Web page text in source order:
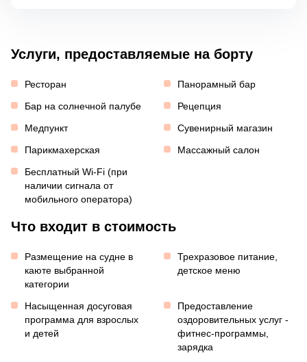
Услуги, предоставляемые на борту
Ресторан
Панорамный бар
Бар на солнечной палубе
Рецепция
Медпункт
Сувенирный магазин
Парикмахерская
Массажный салон
Бесплатный Wi-Fi (при
наличии сигнала от
мобильного оператора)
Что входит в стоимость
Размещение на судне в
каюте выбранной
категории
Трехразовое питание,
детское меню
Насыщенная досуговая
программа для взрослых
и детей
Предоставление
оздоровительных услуг -
фитнес-программы,
зарядка